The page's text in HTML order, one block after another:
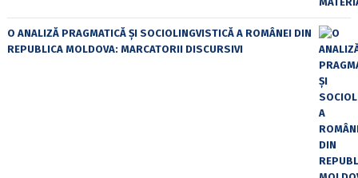
O ANALIZĂ PRAGMATICĂ ȘI SOCIOLINGVISTICĂ A ROMÂNEI DIN
REPUBLICA MOLDOVA: MARCATORII DISCURSIVI